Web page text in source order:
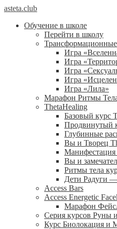
asteta.club
Обучение в школе
Перейти в школу
Игра
Игра
Игра
Игра
Игра «Лила»
Марафон Ритмы
ThetaHealing
Базовый курс
Продвинутый
Глубинные
Вы и Творец
Вы и
Ритмы тела
Дети Радуги
Access Bars
Access Energetic
Марафон
Серия курсов Руны
Курс Биолокация и